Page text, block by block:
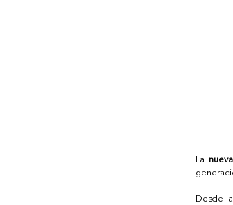
La
Desde la